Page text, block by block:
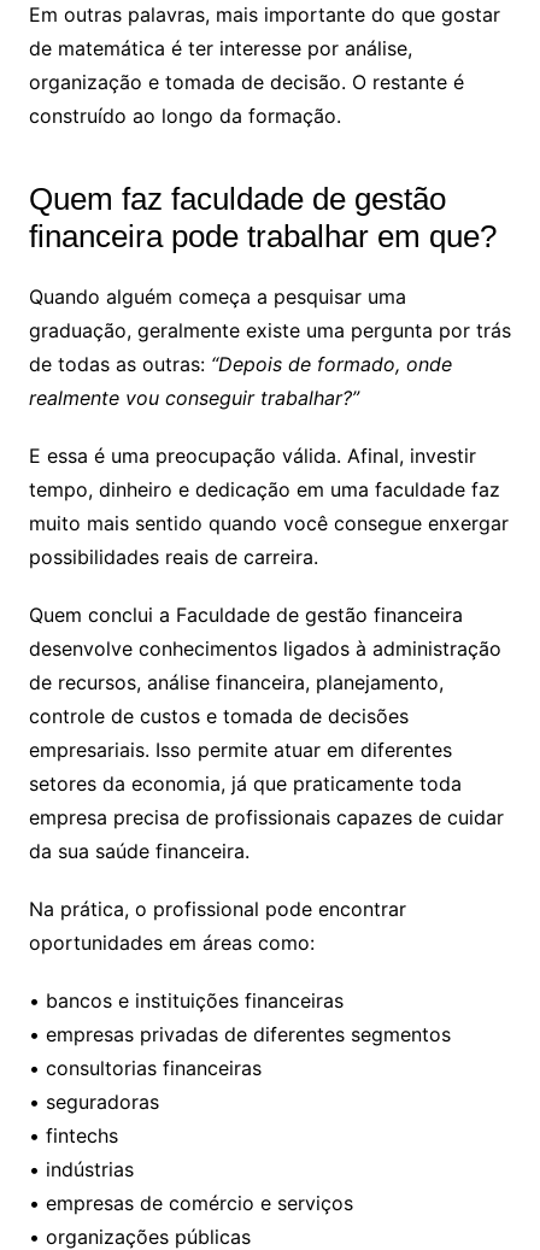
Em outras palavras, mais importante do que gostar
de matemática é ter interesse por análise,
organização e tomada de decisão. O restante é
construído ao longo da formação.
Quem faz faculdade de gestão
financeira pode trabalhar em que​?
Quando alguém começa a pesquisar uma
graduação, geralmente existe uma pergunta por trás
de todas as outras: “Depois de formado, onde
realmente vou conseguir trabalhar?”
E essa é uma preocupação válida. Afinal, investir
tempo, dinheiro e dedicação em uma faculdade faz
muito mais sentido quando você consegue enxergar
possibilidades reais de carreira.
Quem conclui a Faculdade de gestão financeira
desenvolve conhecimentos ligados à administração
de recursos, análise financeira, planejamento,
controle de custos e tomada de decisões
empresariais. Isso permite atuar em diferentes
setores da economia, já que praticamente toda
empresa precisa de profissionais capazes de cuidar
da sua saúde financeira.
Na prática, o profissional pode encontrar
oportunidades em áreas como:
• bancos e instituições financeiras
• empresas privadas de diferentes segmentos
• consultorias financeiras
• seguradoras
• fintechs
• indústrias
• empresas de comércio e serviços
• organizações públicas